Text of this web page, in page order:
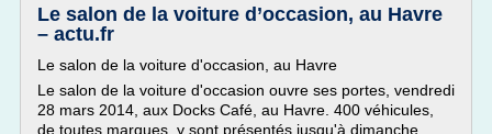
Le salon de la voiture d’occasion, au Havre
– actu.fr
Le salon de la voiture d'occasion, au Havre
Le salon de la voiture d'occasion ouvre ses portes, vendredi
28 mars 2014, aux Docks Café, au Havre. 400 véhicules,
de toutes marques, y sont présentés jusqu'à dimanche.